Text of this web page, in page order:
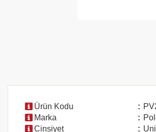
Ürün Kodu :
Marka
:
Cinsiyet
: